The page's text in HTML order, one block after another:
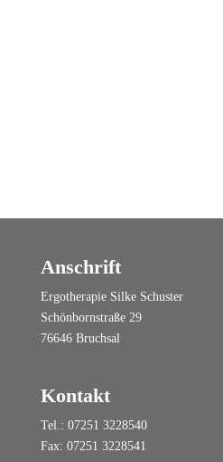
Anschrift
Ergotherapie Silke Schuster
Schönbornstraße 29
76646 Bruchsal
Kontakt
Tel.: 07251 3228540
Fax: 07251 3228541